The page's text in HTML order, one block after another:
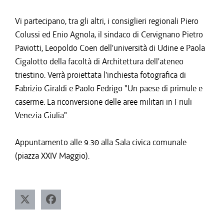
Vi partecipano, tra gli altri, i consiglieri regionali Piero
Colussi ed Enio Agnola, il sindaco di Cervignano Pietro
Paviotti, Leopoldo Coen dell'università di Udine e Paola
Cigalotto della facoltà di Architettura dell'ateneo
triestino. Verrà proiettata l'inchiesta fotografica di
Fabrizio Giraldi e Paolo Fedrigo "Un paese di primule e
caserme. La riconversione delle aree militari in Friuli
Venezia Giulia".
Appuntamento alle 9.30 alla Sala civica comunale
(piazza XXIV Maggio).